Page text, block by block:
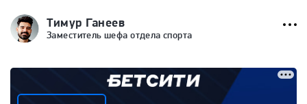
Тимур Ганеев
Заместитель шефа отдела спорта